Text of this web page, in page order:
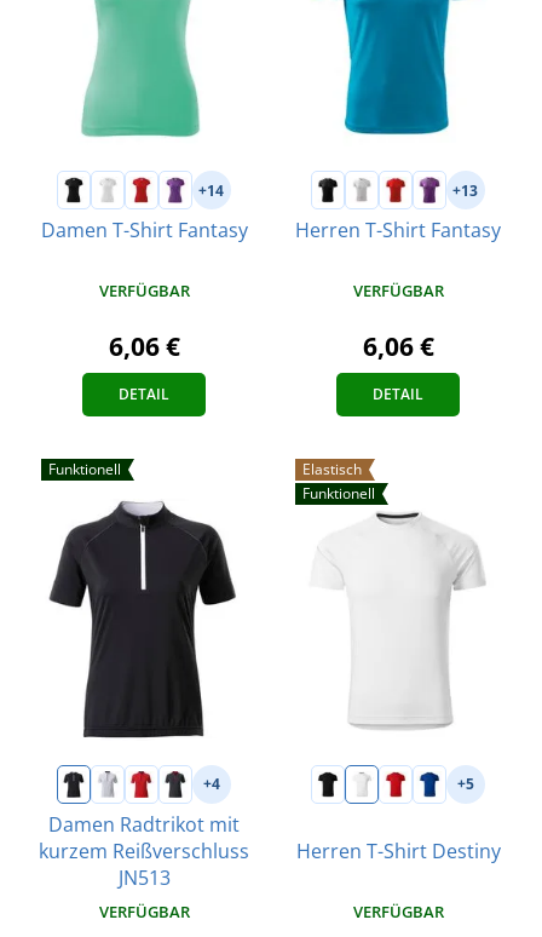
+14
Damen T-Shirt Fantasy
VERFÜGBAR
6,06 €
DETAIL
+13
Herren T-Shirt Fantasy
VERFÜGBAR
6,06 €
DETAIL
Funktionell
+4
Damen Radtrikot mit
kurzem Reißverschluss
JN513
VERFÜGBAR
Elastisch
Funktionell
+5
Herren T-Shirt Destiny
VERFÜGBAR